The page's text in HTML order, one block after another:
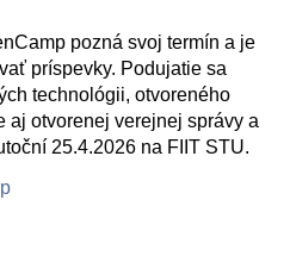
pozná svoj termín a je
príspevky. Podujatie sa
technológii, otvoreného
aj otvorenej verejnej správy a
25.4.2026 na FIIT STU.